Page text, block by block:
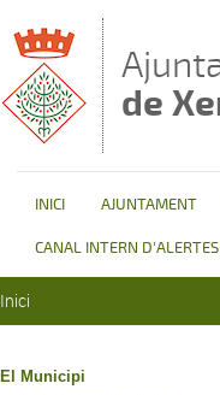
de
INICI AJUNTAMENT
CANAL INTERN D'ALERTES
Inici
El Municipi